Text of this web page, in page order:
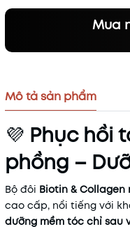
Mua
Mã khuyến mãi:
Điều kiện:
Mô tả sản phẩm
💜 Phục hồi
phồng –
Bộ đôi Biotin & Collagen
cao cấp, nổi tiếng với
dưỡng mềm tóc chỉ sau